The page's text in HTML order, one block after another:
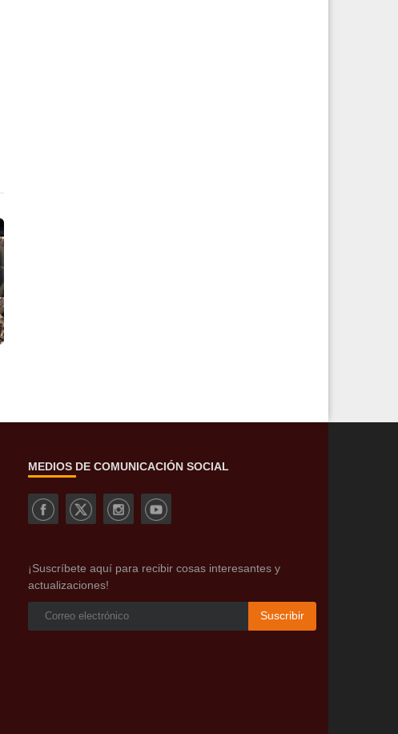
MEDIOS DE COMUNICACIÓN SOCIAL
¡Suscríbete aquí para recibir cosas interesantes y
actualizaciones!
Suscribir